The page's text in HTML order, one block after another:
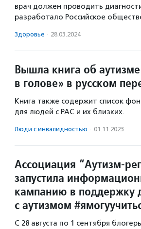
врач должен проводить
разработало Российское
Здоровье · 28.03.2024
Вышла книга об
в голове» в русском
Книга также содержит список
для людей с РАС и их близких.
Люди с инвалидностью · 01.11.2023
Ассоциация “Аутизм-
запустила
кампанию в поддержку
с аутизмом
С 28 августа по 1 сентября